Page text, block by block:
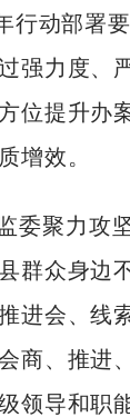
行动部署
强力度、
位提升办
增效。
委聚力攻
群众身边
进会、线
商、推进
领导和职